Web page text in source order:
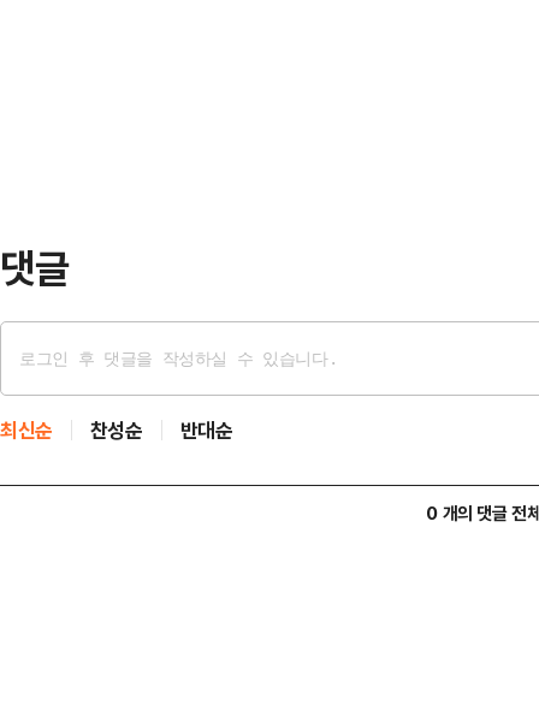
댓글
최신순 찬성순 반대순
0 개의 댓글 전